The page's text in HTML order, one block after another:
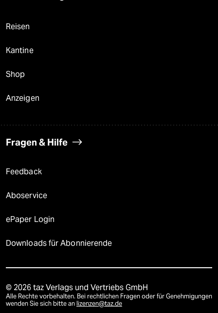
Reisen
Kantine
Shop
Anzeigen
Fragen & Hilfe
Feedback
Aboservice
ePaper Login
Downloads für Abonnierende
© 2026 taz Verlags und Vertriebs GmbH
Alle Rechte vorbehalten. Bei rechtlichen Fragen oder für Genehmigungen
wenden Sie sich bitte an lizenzen@taz.de